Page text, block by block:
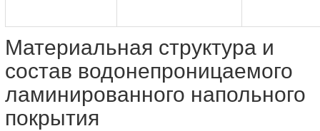
Материальная структура и
состав водонепроницаемого
ламинированного напольного
покрытия